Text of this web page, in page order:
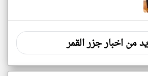
من اخبار جزر القمر